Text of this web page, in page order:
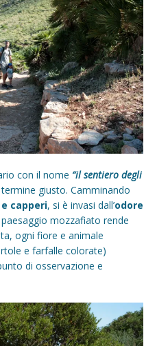
con il nome “il sentiero degli
giusto. Camminando
capperi, si è invasi dall’odore
paesaggio mozzafiato rende
ogni fiore e animale
e farfalle colorate)
di osservazione e